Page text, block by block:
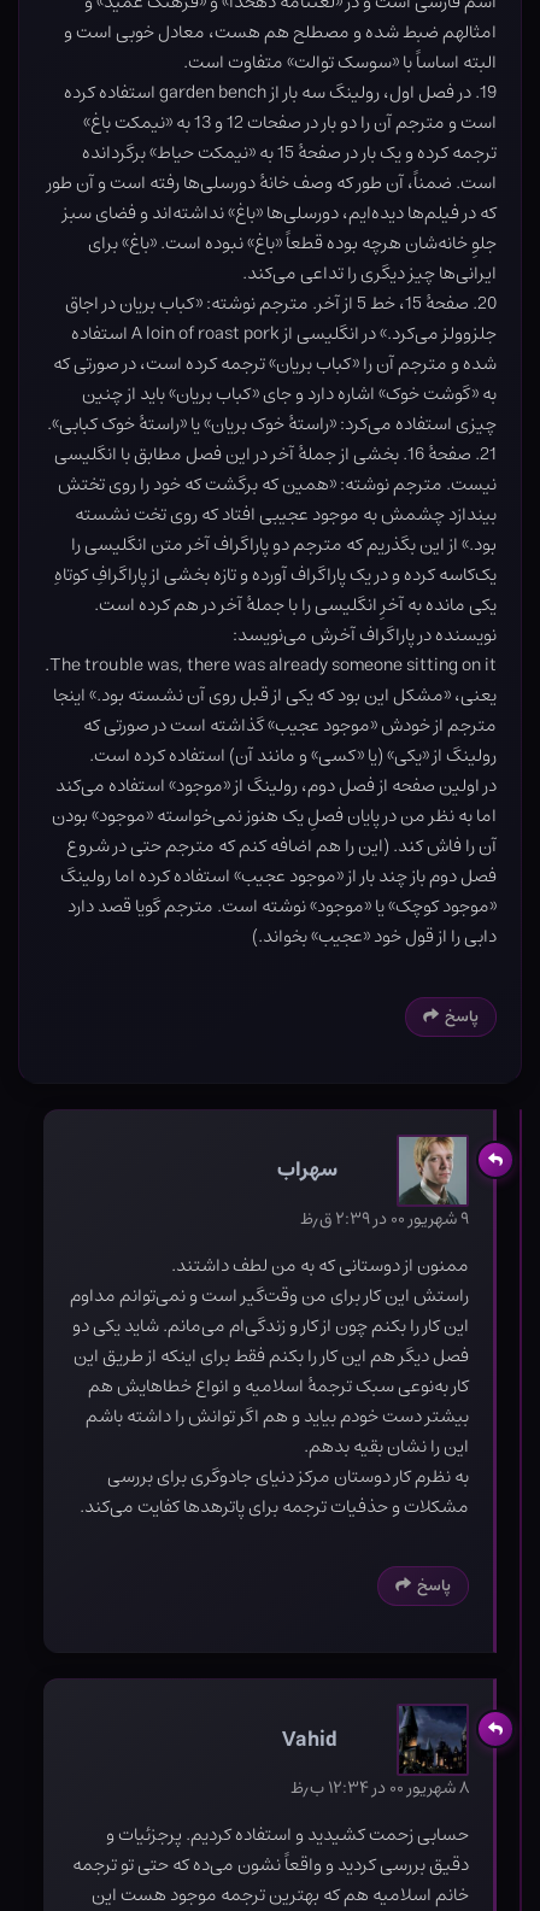
امثالهم ضبط شده و مصطلح هم هست، معادل خوبی است و
البته اساساً با «سوسک توالت» متفاوت است.
19. در فصل اول، رولینگ سه بار از garden bench استفاده کرده
است و مترجم آن را دو بار در صفحات 12 و 13 به «نیمکت باغ»
ترجمه کرده و یک بار در صفحۀ 15 به «نیمکت حیاط» برگردانده
است. ضمناً، آن طور که وصف خانۀ دورسلی‌ها رفته است و آن طور
که در فیلم‌ها دیده‌ایم، دورسلی‌ها «باغ» نداشته‌اند و فضای سبز
جلوِ خانه‌شان هرچه بوده قطعاً «باغ» نبوده است. «باغ» برای
ایرانی‌ها چیز دیگری را تداعی می‌کند.
20. صفحۀ 15، خط 5 از آخر. مترجم نوشته: «کباب بریان در اجاق
جلزوولز می‌کرد.» در انگلیسی از A loin of roast pork استفاده
شده و مترجم آن را «کباب بریان» ترجمه کرده است، در صورتی که
به «گوشت خوک» اشاره دارد و جای «کباب بریان» باید از چنین
چیزی استفاده می‌کرد: «راستۀ خوک بریان» یا «راستۀ خوک کبابی».
21. صفحۀ 16. بخشی از جملۀ آخر در این فصل مطابق با انگلیسی
نیست. مترجم نوشته: «همین که برگشت که خود را روی تختش
بیندازد چشمش به موجود عجیبی افتاد که روی تخت نشسته
بود.» از این بگذریم که مترجم دو پاراگراف آخر متن انگلیسی را
یک‌کاسه کرده و در یک پاراگراف آورده و تازه بخشی از پاراگرافِ کوتاهِ
یکی مانده به آخرِ انگلیسی را با جملۀ آخر در هم کرده است.
نویسنده در پاراگراف آخرش می‌نویسد:
The trouble was, there was already someone sitting on it.
یعنی، «مشکل این بود که یکی از قبل روی آن نشسته بود.» اینجا
مترجم از خودش «موجود عجیب» گذاشته است در صورتی که
رولینگ از «یکی» (یا «کسی» و مانند آن) استفاده کرده است.
در اولین صفحه از فصل دوم، رولینگ از «موجود» استفاده می‌کند
اما به نظر من در پایان فصلِ یک هنوز نمی‌خواسته «موجود» بودن
آن را فاش کند. (این را هم اضافه کنم که مترجم حتی در شروع
فصل دوم باز چند بار از «موجود عجیب» استفاده کرده اما رولینگ
«موجود کوچک» یا «موجود» نوشته است. مترجم گویا قصد دارد
دابی را از قول خود «عجیب» بخواند.)
پاسخ
سهراب
۹ شهریور ۰۰ در ۲:۳۹ ق٫ظ
ممنون از دوستانی که به من لطف داشتند.
راستش این کار برای من وقت‌گیر است و نمی‌توانم مداوم
این کار را بکنم چون از کار و زندگی‌ام می‌مانم. شاید یکی دو
فصل دیگر هم این کار را بکنم فقط برای اینکه از طریق این
کار به‌نوعی سبک ترجمۀ اسلامیه و انواع خطاهایش هم
بیشتر دست خودم بیاید و هم اگر توانش را داشته باشم
این را نشان بقیه بدهم.
به نظرم کار دوستان مرکز دنیای جادوگری برای بررسی
مشکلات و حذفیات ترجمه برای پاترهدها کفایت می‌کند.
پاسخ
Vahid
۸ شهریور ۰۰ در ۱۲:۳۴ ب٫ظ
حسابی زحمت کشیدید و استفاده کردیم. پرجزئیات و
دقیق بررسی کردید و واقعاً نشون می‌ده که حتی تو ترجمه
خانم اسلامیه هم که بهترین ترجمه موجود هست این